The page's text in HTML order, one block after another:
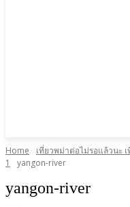
Home
เที่ยวพม่าต่อไม่รอแล้วนะ
1
yangon-river
yangon-river